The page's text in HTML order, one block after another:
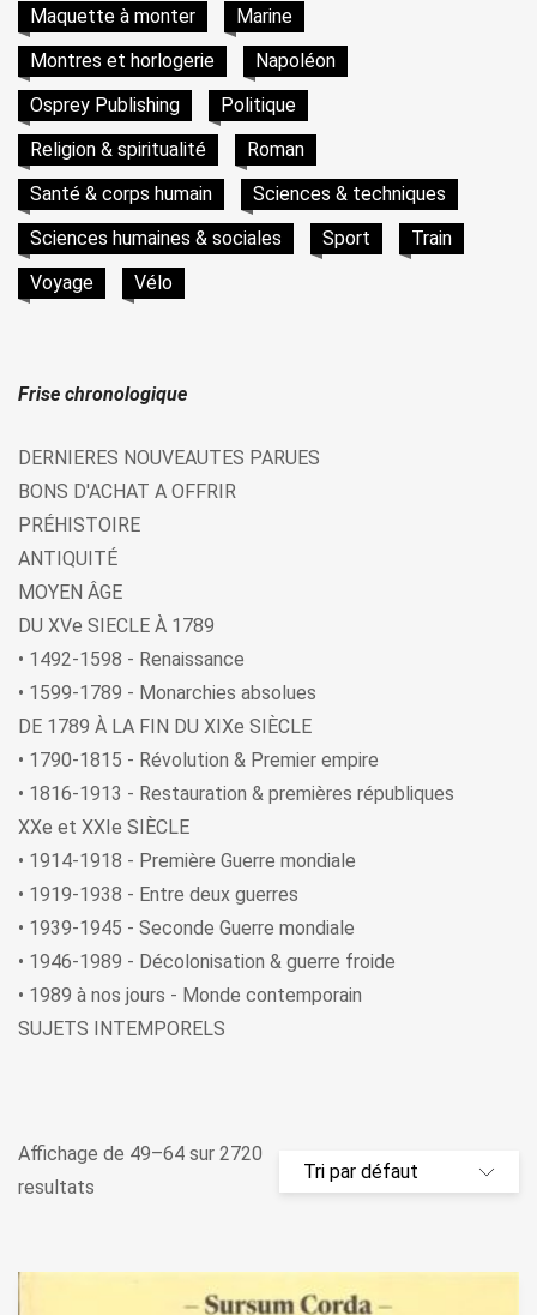
Maquette à monter
Marine
Montres et horlogerie
Napoléon
Osprey Publishing
Politique
Religion & spiritualité
Roman
Santé & corps humain
Sciences & techniques
Sciences humaines & sociales
Sport
Train
Voyage
Vélo
Frise chronologique
DERNIERES NOUVEAUTES PARUES
BONS D'ACHAT A OFFRIR
PRÉHISTOIRE
ANTIQUITÉ
MOYEN ÂGE
DU XVe SIECLE À 1789
• 1492-1598 - Renaissance
• 1599-1789 - Monarchies absolues
DE 1789 À LA FIN DU XIXe SIÈCLE
• 1790-1815 - Révolution & Premier empire
• 1816-1913 - Restauration & premières républiques
XXe et XXIe SIÈCLE
• 1914-1918 - Première Guerre mondiale
• 1919-1938 - Entre deux guerres
• 1939-1945 - Seconde Guerre mondiale
• 1946-1989 - Décolonisation & guerre froide
• 1989 à nos jours - Monde contemporain
SUJETS INTEMPORELS
Affichage de 49–64 sur 2720
resultats